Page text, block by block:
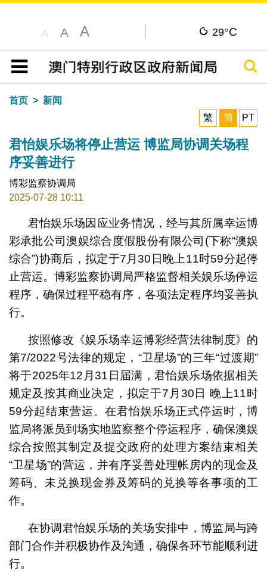
A A A 29°C
目录
搜寻
首页
新闻
繁
简 PT
君怡娱乐场将停止营运 博监局协调关场程
序妥善进行
博彩监察协调局
2025-07-28 10:11
君怡娱乐场因应业务情况，经与其所属幸运博
彩承批公司澳娱综合度假股份有限公司(下称“澳娱
综合”)协商后，拟定于7月30日晚上11时59分起停
止营运。博彩监察协调局严格监督相关娱乐场停运
程序，确保过程平稳有序，各项法定程序均妥善执
行。
按照修改《娱乐场幸运博彩经营法律制度》的
第7/2022号法律的规定，“卫星场”的三年“过渡期”
将于2025年12月31日届满，君怡娱乐场依据相关
规定及按其商业决定，拟定于7月30日 晚上11时
59分起结束营运。在君怡娱乐场正式停运时，博
监局将派员到场实地监察整个停运程序，确保澳娱
综合按照其制定及提交政府的处理方案结束相关
“卫星场”的营运，并有序妥善处理帐房内的现金及
筹码、未兑换现金券及筹码的兑换等各事项的工
作。
在协调君怡娱乐场的关场安排中，博监局与跨
部门合作并积极协作及沟通，确保各环节能顺利进
行。